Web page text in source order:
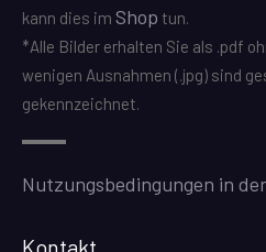
kann dies im Shop tun.
*Alle Bilder erhalten Sie als .pdf
wenigen Ausnahmen (.jpg) sind
gekennzeichnet.
Nutzungsbedingungen in
Kontakt